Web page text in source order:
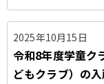
2025年10月15日
令和8年度学童ク
どもクラブ）の入